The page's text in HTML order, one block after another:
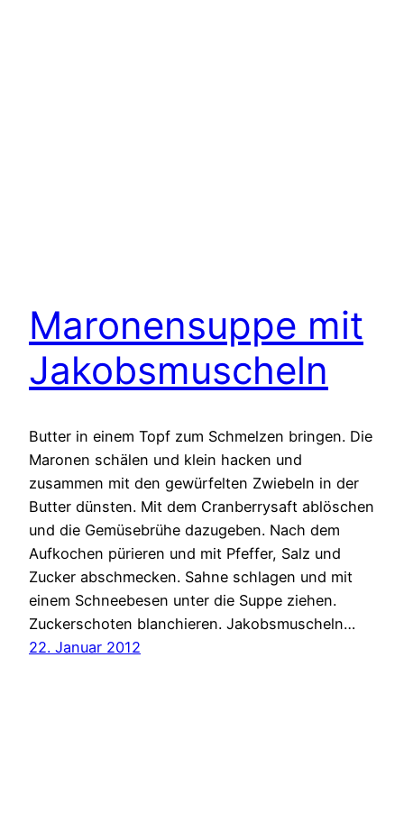
Maronensuppe mit
Jakobsmuscheln
Butter in einem Topf zum Schmelzen bringen. Die
Maronen schälen und klein hacken und
zusammen mit den gewürfelten Zwiebeln in der
Butter dünsten. Mit dem Cranberrysaft ablöschen
und die Gemüsebrühe dazugeben. Nach dem
Aufkochen pürieren und mit Pfeffer, Salz und
Zucker abschmecken. Sahne schlagen und mit
einem Schneebesen unter die Suppe ziehen.
Zuckerschoten blanchieren. Jakobsmuscheln…
22. Januar 2012